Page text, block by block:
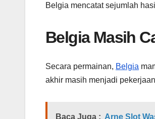
Belgia mencatat sejumlah
Belgia Masih
Secara permainan, Belgia
akhir masih menjadi
Baca Juga : Arne Slot